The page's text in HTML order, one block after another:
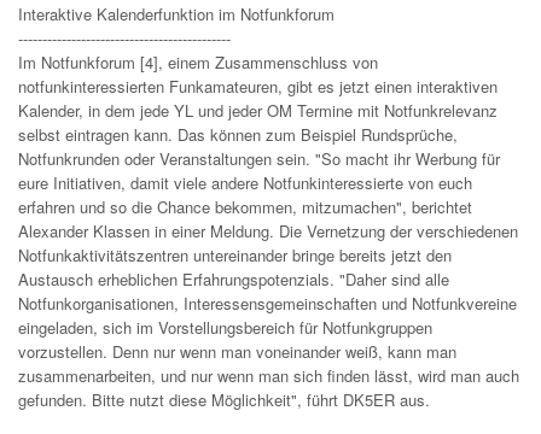
Interaktive Kalenderfunktion im Notfunkforum
--------------------------------------------
Im Notfunkforum [4], einem Zusammenschluss von
notfunkinteressierten Funkamateuren, gibt es jetzt einen interaktiven
Kalender, in dem jede YL und jeder OM Termine mit Notfunkrelevanz
selbst eintragen kann. Das können zum Beispiel Rundsprüche,
Notfunkrunden oder Veranstaltungen sein. "So macht ihr Werbung für
eure Initiativen, damit viele andere Notfunkinteressierte von euch
erfahren und so die Chance bekommen, mitzumachen", berichtet
Alexander Klassen in einer Meldung. Die Vernetzung der verschiedenen
Notfunkaktivitätszentren untereinander bringe bereits jetzt den
Austausch erheblichen Erfahrungspotenzials. "Daher sind alle
Notfunkorganisationen, Interessensgemeinschaften und Notfunkvereine
eingeladen, sich im Vorstellungsbereich für Notfunkgruppen
vorzustellen. Denn nur wenn man voneinander weiß, kann man
zusammenarbeiten, und nur wenn man sich finden lässt, wird man auch
gefunden. Bitte nutzt diese Möglichkeit", führt DK5ER aus.